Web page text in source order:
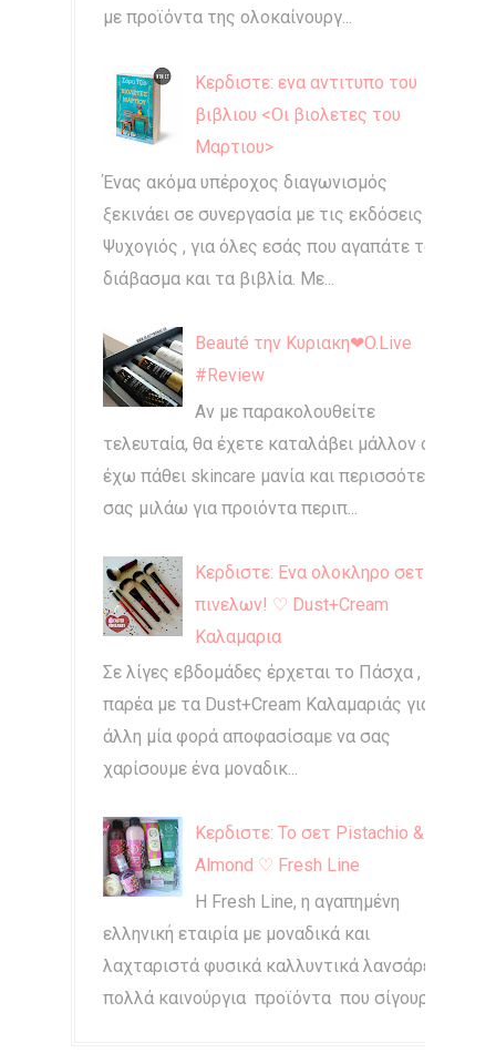
με προϊόντα της ολοκαίνουργ...
Κερδιστε: ενα αντιτυπο του
βιβλιου <Οι βιολετες του
Μαρτιου>
Ένας ακόμα υπέροχος διαγωνισμός
ξεκινάει σε συνεργασία με τις εκδόσεις
Ψυχογιός , για όλες εσάς που αγαπάτε το
διάβασμα και τα βιβλία. Με...
Beauté την Κυριακη❤O.Live
#Review
Αν με παρακολουθείτε
τελευταία, θα έχετε καταλάβει μάλλον ότι
έχω πάθει skincare μανία και περισσότερο
σας μιλάω για προιόντα περιπ...
Κερδιστε: Ενα ολοκληρο σετ
πινελων! ♡ Dust+Cream
Καλαμαρια
Σε λίγες εβδομάδες έρχεται το Πάσχα , και
παρέα με τα Dust+Cream Καλαμαριάς για
άλλη μία φορά αποφασίσαμε να σας
χαρίσουμε ένα μοναδικ...
Κερδιστε: Το σετ Pistachio &
Almond ♡ Fresh Line
Η Fresh Line, η αγαπημένη
ελληνική εταιρία με μοναδικά και
λαχταριστά φυσικά καλλυντικά λανσάρει
πολλά καινούργια προϊόντα που σίγουρα...